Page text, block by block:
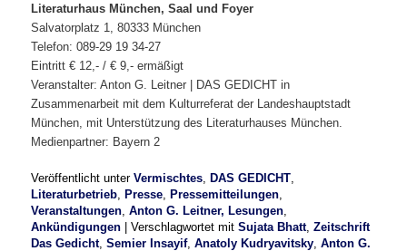
Literaturhaus München, Saal und Foyer
Salvatorplatz 1, 80333 München
Telefon: 089-29 19 34-27
Eintritt € 12,- / € 9,- ermäßigt
Veranstalter: Anton G. Leitner | DAS GEDICHT in
Zusammenarbeit mit dem Kulturreferat der Landeshauptstadt
München, mit Unterstützung des Literaturhauses München.
Medienpartner: Bayern 2
Veröffentlicht unter Vermischtes DAS GEDICHT
Literaturbetrieb
Presse Pressemitteilungen
Veranstaltungen ,Anton G. Leitner, Lesungen
Ankündigungen
|Verschlagwortet mit Sujata Bhatt,Zeitschrift
Das Gedicht,Semier Insayif,Anatoly Kudryavitsky ,Anton G.